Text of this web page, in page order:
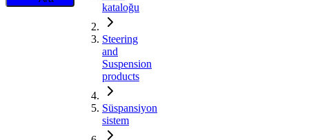
kataloğu
Steering
and
Suspension
products
Süspansiyon
sistem